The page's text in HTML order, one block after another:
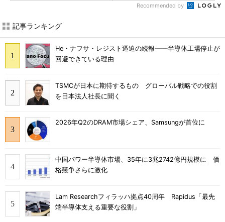
Recommended by
記事ランキング
He・ナフサ・レジスト逼迫の続報――半導体工場停止が
回避できている理由
TSMCが日本に期待するもの グローバル戦略での役割
を日本法人社長に聞く
2026年Q2のDRAM市場シェア、Samsungが首位に
中国パワー半導体市場、35年に3兆2742億円規模に 価
格競争さらに激化
Lam Researchフィラッハ拠点40周年 Rapidus「最先
端半導体支える重要な役割」